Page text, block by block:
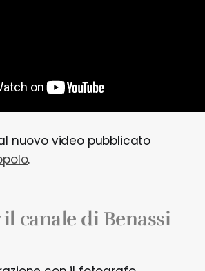
nuovo video pubblicato
.
canale di Benassi